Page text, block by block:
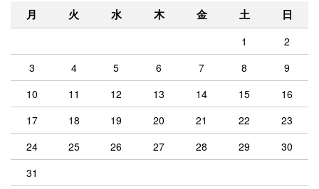
月 火 水 木 金 土 日
1
2
3
4 5 6 7 8
9
10
11 12 13 14 15
16
17
18 19 20 21 22
23
24
25 26 27 28 29
30
31